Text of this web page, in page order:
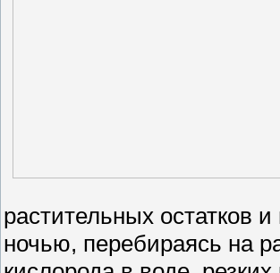
растительных остатков
ночью, перебираясь на